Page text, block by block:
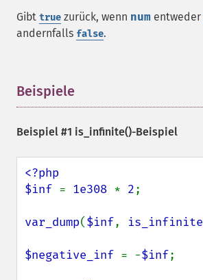
Gibt true zurück, wenn num entweder
andernfalls false.
Beispiele
Beispiel #1 is_infinite()-Beispiel
<?php
$inf = 1e308 * 2;
var_dump($inf, is_infinite
$negative_inf = -$inf;